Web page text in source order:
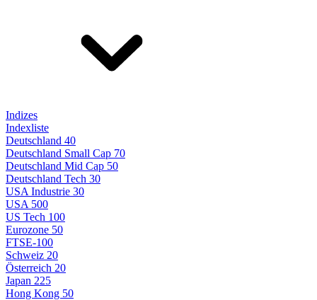
Indizes
Indexliste
Deutschland 40
Deutschland Small Cap 70
Deutschland Mid Cap 50
Deutschland Tech 30
USA Industrie 30
USA 500
US Tech 100
Eurozone 50
FTSE-100
Schweiz 20
Österreich 20
Japan 225
Hong Kong 50